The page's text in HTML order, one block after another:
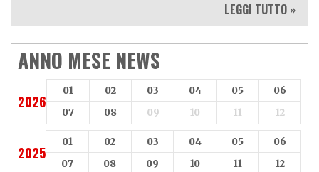
LEGGI TUTTO »
ANNO MESE NEWS
2026
01 02 03 04 05
06
07
08 09 10 11 12
2025
01 02 03 04 05
06
07
08 09 10 11 12